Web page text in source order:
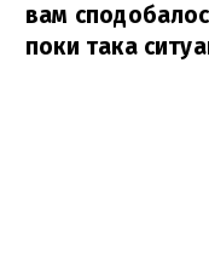
вам
поки така